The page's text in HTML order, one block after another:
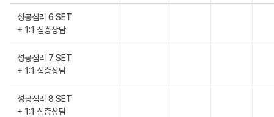
성공심리 6 SET
+ 1:1 심층상담
성공심리 7 SET
+ 1:1 심층상담
성공심리 8 SET
+ 1:1 심층상담